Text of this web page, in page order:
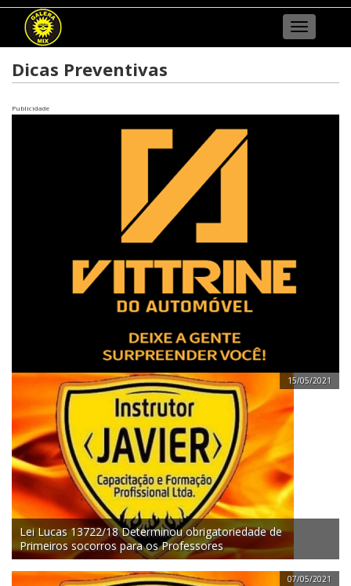
Menu
Dicas Preventivas
Publicidade
15/05/2021
Lei Lucas 13722/18 Determinou obrigatoriedade de
Primeiros socorros para os Professores
07/05/2021